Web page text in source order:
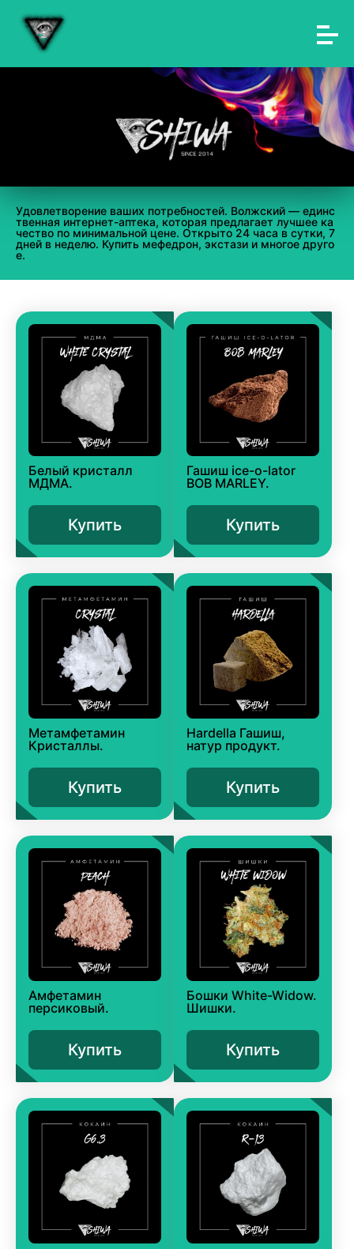
Удовлетворение ваших потребностей. Волжский — единс
твенная интернет-аптека, которая предлагает лучшее ка
чество по минимальной цене. Открыто 24 часа в сутки, 7
дней в неделю. Купить мефедрон, экстази и многое друго
е.
Белый кристалл
МДМА.
Купить
Гашиш ice-o-lator
BOB MARLEY.
Купить
Метамфетамин
Кристаллы.
Купить
Hardella Гашиш,
натур продукт.
Купить
Амфетамин
персиковый.
Купить
Бошки White-Widow.
Шишки.
Купить